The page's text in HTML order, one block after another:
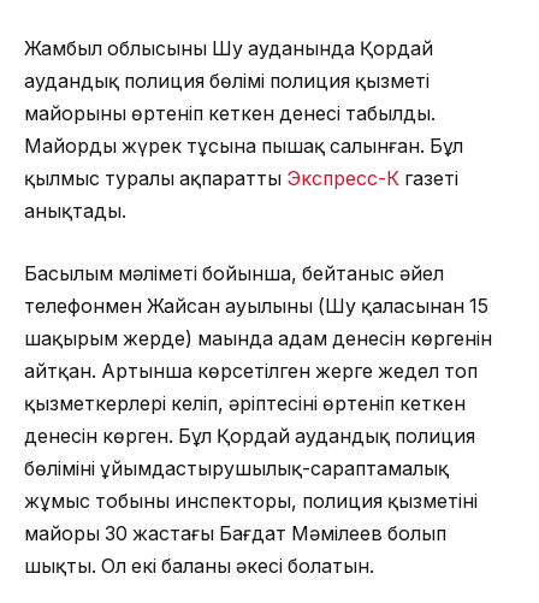
Жамбыл облысының Шу ауданында Қордай
аудандық полиция бөлімі полиция қызметі
майорының өртеніп кеткен денесі табылды.
Майордың жүрек тұсына пышақ салынған. Бұл
қылмыс туралы ақпаратты Экспресс-К газеті
анықтады.
Басылым мәліметі бойынша, бейтаныс әйел
телефонмен Жайсан ауылының (Шу қаласынан 15
шақырым жерде) маңында адам денесін көргенін
айтқан. Артынша көрсетілген жерге жедел топ
қызметкерлері келіп, әріптесінің өртеніп кеткен
денесін көрген. Бұл Қордай аудандық полиция
бөлімінің ұйымдастырушылық-сараптамалық
жұмыс тобының инспекторы, полиция қызметінің
майоры 30 жастағы Бағдат Мәмілеев болып
шықты. Ол екі баланың әкесі болатын.